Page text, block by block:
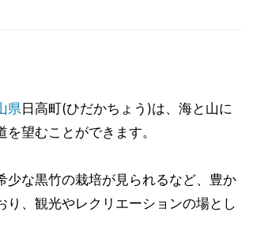
県 日高町(ひだかちょう)は、海と山に
望むことができます。
少な黒竹の栽培が見られるなど、豊か
、観光やレクリエーションの場とし